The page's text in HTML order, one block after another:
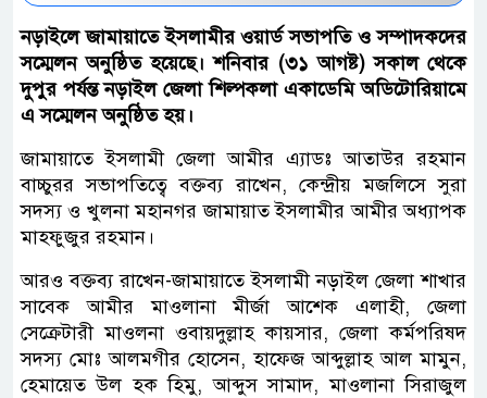
নড়াইলে জামায়াতে ইসলামীর ওয়ার্ড সভাপতি ও সম্পাদকদের
সম্মেলন অনুষ্ঠিত হয়েছে। শনিবার (৩১ আগষ্ট) সকাল থেকে
দুপুর পর্যন্ত নড়াইল জেলা শিল্পকলা একাডেমি অডিটোরিয়ামে
এ সম্মেলন অনুষ্ঠিত হয়।
জামায়াতে ইসলামী জেলা আমীর এ্যাডঃ আতাউর রহমান
বাচ্চুরর সভাপতিত্বে বক্তব্য রাখেন, কেন্দ্রীয় মজলিসে সুরা
সদস্য ও খুলনা মহানগর জামায়াত ইসলামীর আমীর অধ্যাপক
মাহফুজুর রহমান।
আরও বক্তব্য রাখেন-জামায়াতে ইসলামী নড়াইল জেলা শাখার
সাবেক আমীর মাওলানা মীর্জা আশেক এলাহী, জেলা
সেক্রেটারী মাওলনা ওবায়দুল্লাহ কায়সার, জেলা কর্মপরিষদ
সদস্য মোঃ আলমগীর হোসেন, হাফেজ আব্দুল্লাহ আল মামুন,
হেমায়েত উল হক হিমু, আব্দুস সামাদ, মাওলানা সিরাজুল